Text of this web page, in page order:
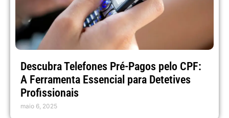
Descubra Telefones Pré-Pagos pelo CPF:
A Ferramenta Essencial para Detetives
Profissionais
maio 6, 2025